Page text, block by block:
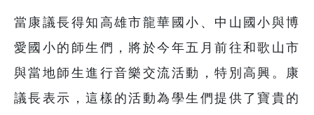
當康議長得知高雄市龍華國小、中山國小與博
愛國小的師生們，將於今年五月前往和歌山市
與當地師生進行音樂交流活動，特別高興。康
議長表示，這樣的活動為學生們提供了寶貴的